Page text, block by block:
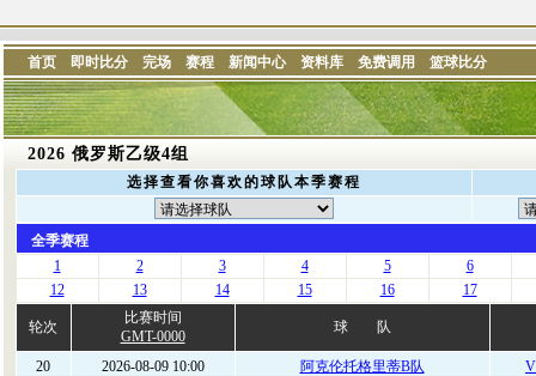
首页 即时比分 完场 赛程 新闻中心 资料库 免费调用 篮球比分
2026 俄罗斯乙级4组
选择查看你喜欢的球队本季赛程
全季赛程
1
2 3 4 5
6
12
13 14 15 16 17
轮次
比赛时间
GMT-0000
球 队
20 2026-08-09 10:00 阿克伦托格里蒂B队